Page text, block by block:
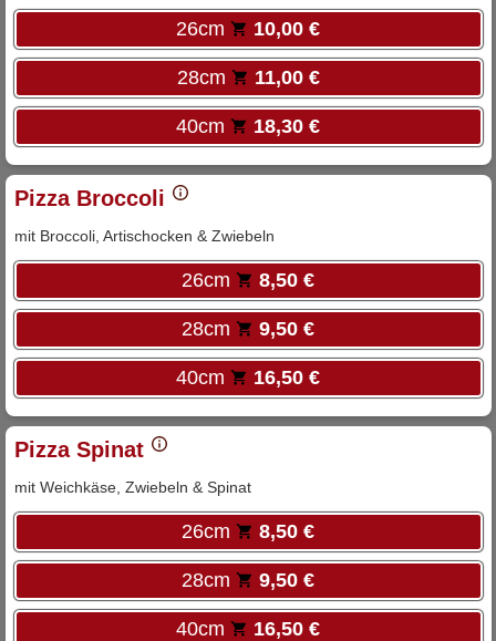
26cm 10,00 €
28cm 11,00 €
40cm 18,30 €
Pizza Broccoli
mit Broccoli, Artischocken & Zwiebeln
26cm 8,50 €
28cm 9,50 €
40cm 16,50 €
Pizza Spinat
mit Weichkäse, Zwiebeln & Spinat
26cm 8,50 €
28cm 9,50 €
40cm 16,50 €